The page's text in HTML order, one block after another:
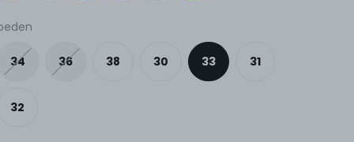
34 36 38 30 33 31
32